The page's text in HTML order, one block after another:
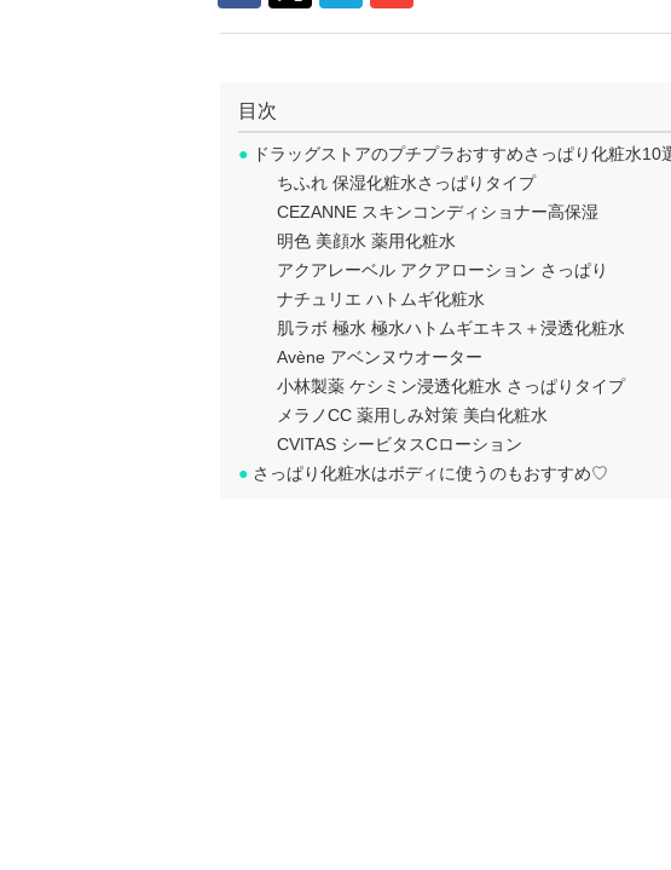
目次
● ドラッグストアのプチプラおすすめさっぱり化粧水10
ちふれ 保湿化粧水さっぱりタイプ
CEZANNE スキンコンディショナー高保湿
明色 美顔水 薬用化粧水
アクアレーベル アクアローション さっぱり
ナチュリエ ハトムギ化粧水
肌ラボ 極水 極水ハトムギエキス＋浸透化粧水
Avène アベンヌウオーター
小林製薬 ケシミン浸透化粧水 さっぱりタイプ
メラノCC 薬用しみ対策 美白化粧水
CVITAS シービタスCローション
● さっぱり化粧水はボディに使うのもおすすめ♡